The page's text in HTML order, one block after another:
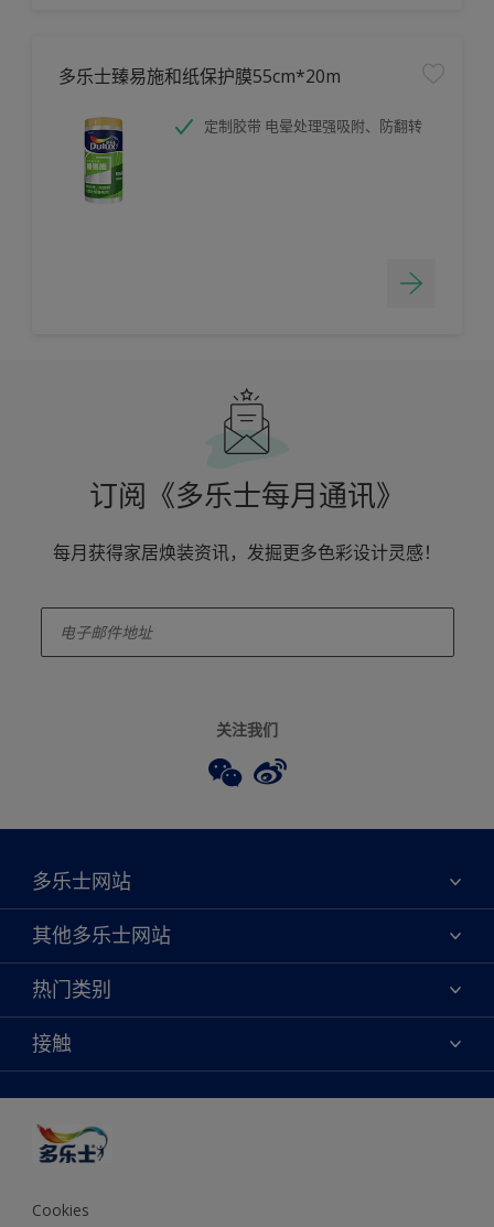
多乐士臻易施和纸保护膜55cm*20m
定制胶带 电晕处理强吸附、防翻转
订阅《多乐士每月通讯》
每月获得家居焕装资讯，发掘更多色彩设计灵感！
关注我们
多乐士网站
关于我们
联系我们
查找店铺
绿色工厂
其他多乐士网站
焕新服务
多乐士专业
天猫官方旗舰店
抖音官方旗舰店
热门类别
颜色
产品
创意灵感
装修建议
可持续发展
多乐士2025年度色彩 - 金盏黄
接触
颜色准确性
Cookies